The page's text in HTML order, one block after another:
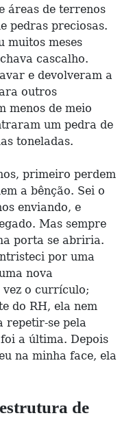
áreas de terrenos
pedras preciosas.
muitos meses
cascalho.
e devolveram a
outros
menos de meio
um pedra de
toneladas.
primeiro perdem
a bênção. Sei o
enviando, e
Mas sempre
porta se abriria.
por uma
nova
vez o currículo;
do RH, ela nem
repetir-se pela
a última. Depois
na minha face, ela
de